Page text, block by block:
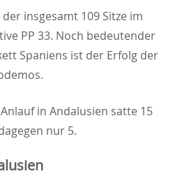
insgesamt 109 Sitze im
PP 33. Noch bedeutender
Spaniens ist der Erfolg der
in Andalusien satte 15
nur 5.